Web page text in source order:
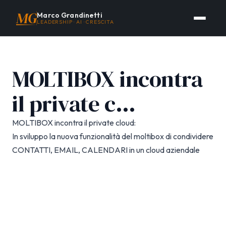
MGMarco Grandinetti
LEADERSHIP · AI · CRESCITA
MOLTIBOX incontra
il private c…
MOLTIBOX incontra il private cloud:
In sviluppo la nuova funzionalità del moltibox di condividere
CONTATTI, EMAIL, CALENDARI in un cloud aziendale